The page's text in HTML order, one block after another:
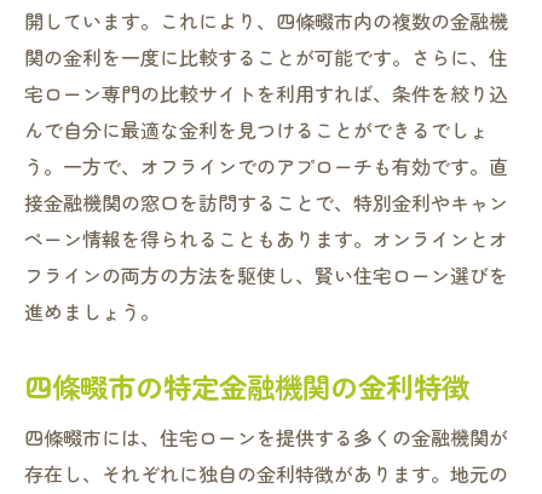
開しています。これにより、四條畷市内の複数の金融機
関の金利を一度に比較することが可能です。さらに、住
宅ローン専門の比較サイトを利用すれば、条件を絞り込
んで自分に最適な金利を見つけることができるでしょ
う。一方で、オフラインでのアプローチも有効です。直
接金融機関の窓口を訪問することで、特別金利やキャン
ペーン情報を得られることもあります。オンラインとオ
フラインの両方の方法を駆使し、賢い住宅ローン選びを
進めましょう。
四條畷市の特定金融機関の金利特徴
四條畷市には、住宅ローンを提供する多くの金融機関が
存在し、それぞれに独自の金利特徴があります。地元の